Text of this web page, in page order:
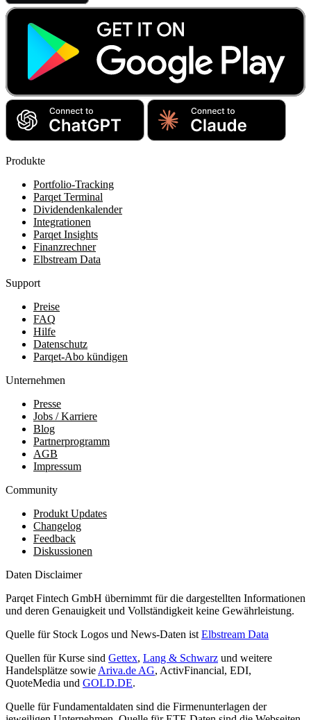
Produkte
Portfolio-Tracking
Parqet Terminal
Dividendenkalender
Integrationen
Parqet Insights
Finanzrechner
Elbstream Data
Support
Preise
FAQ
Hilfe
Datenschutz
Parqet-Abo kündigen
Unternehmen
Presse
Jobs / Karriere
Blog
Partnerprogramm
AGB
Impressum
Community
Produkt Updates
Changelog
Feedback
Diskussionen
Daten Disclaimer
Parqet Fintech GmbH übernimmt für die dargestellten Informationen
und deren Genauigkeit und Vollständigkeit keine Gewährleistung.
Quelle für Stock Logos und News-Daten ist Elbstream Data
Quellen für Kurse sind Gettex, Lang & Schwarz und weitere
Handelsplätze sowie Ariva.de AG, ActivFinancial, EDI,
QuoteMedia und GOLD.DE.
Quelle für Fundamentaldaten sind die Firmenunterlagen der